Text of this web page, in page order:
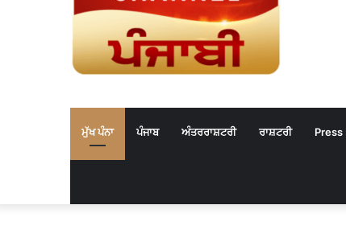
ਮੁੱਖ ਪੰਨਾ ਪੰਜਾਬ ਅੰਤਰਰਾਸ਼ਟਰੀ ਰਾਸ਼ਟਰੀ Press